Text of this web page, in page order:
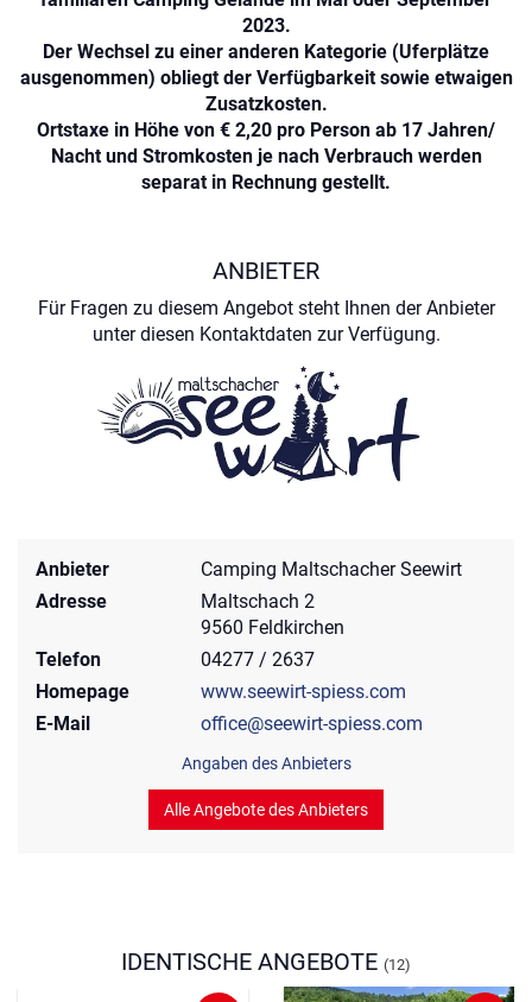
2023.
Der Wechsel zu einer anderen Kategorie (Uferplätze
ausgenommen) obliegt der Verfügbarkeit sowie etwaigen
Zusatzkosten.
Ortstaxe in Höhe von € 2,20 pro Person ab 17 Jahren/
Nacht und Stromkosten je nach Verbrauch werden
separat in Rechnung gestellt.
ANBIETER
Für Fragen zu diesem Angebot steht Ihnen der Anbieter
unter diesen Kontaktdaten zur Verfügung.
Anbieter
Camping Maltschacher Seewirt
Adresse
Maltschach 2
9560 Feldkirchen
Telefon
04277 / 2637
Homepage
www.seewirt-spiess.com
E-Mail
office@seewirt-spiess.com
Angaben des Anbieters
Alle Angebote des Anbieters
IDENTISCHE ANGEBOTE (12)